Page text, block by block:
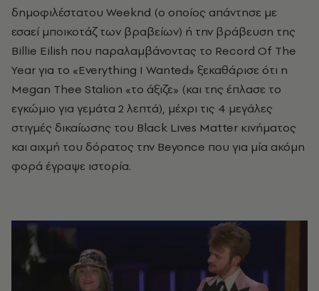
δημοφιλέστατου Weeknd (ο οποίος απάντησε με
εσαεί μποικοτάζ των βραβείων) ή την βράβευση της
Billie Eilish που παραλαμβάνοντας το Record Of The
Year για το «Everything I Wanted» ξεκαθάρισε ότι η
Megan Thee Stalion «το άξιζε» (και της έπλασε το
εγκώμιο για γεμάτα 2 λεπτά), μέχρι τις 4 μεγάλες
στιγμές δικαίωσης του Black Lives Matter κινήματος
και αιχμή του δόρατος την Beyonce που για μία ακόμη
φορά έγραψε ιστορία.